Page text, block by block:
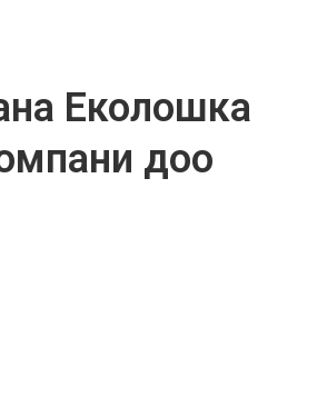
Еколошка
доо